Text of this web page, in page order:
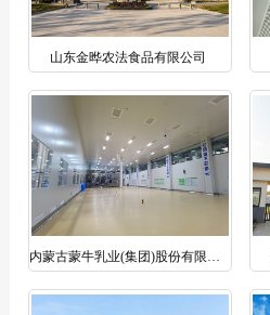
山东金晔农法食品有限公司
内蒙古蒙牛乳业(集团)股份有限公司